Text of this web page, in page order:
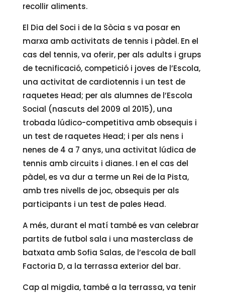
recollir aliments.
El Dia del Soci i de la Sòcia s va posar en
marxa amb activitats de tennis i pàdel. En el
cas del tennis, va oferir, per als adults i grups
de tecnificació, competició i joves de l’Escola,
una activitat de cardiotennis i un test de
raquetes Head; per als alumnes de l’Escola
Social (nascuts del 2009 al 2015), una
trobada lúdico-competitiva amb obsequis i
un test de raquetes Head; i per als nens i
nenes de 4 a 7 anys, una activitat lúdica de
tennis amb circuits i dianes. I en el cas del
pàdel, es va dur a terme un Rei de la Pista,
amb tres nivells de joc, obsequis per als
participants i un test de pales Head.
A més, durant el matí també es van celebrar
partits de futbol sala i una masterclass de
batxata amb Sofia Salas, de l’escola de ball
Factoria D, a la terrassa exterior del bar.
Cap al migdia, també a la terrassa, va tenir